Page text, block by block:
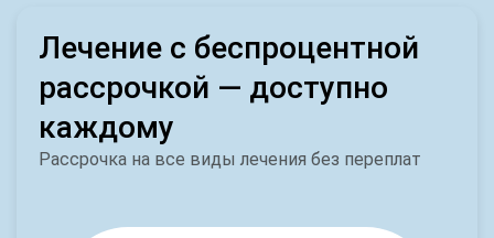
Лечение с беспроцентной
рассрочкой — доступно
каждому
Рассрочка на все виды лечения без переплат